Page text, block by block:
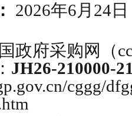
2026年6月24
政府采购网（
JH26-210000-
cggg/